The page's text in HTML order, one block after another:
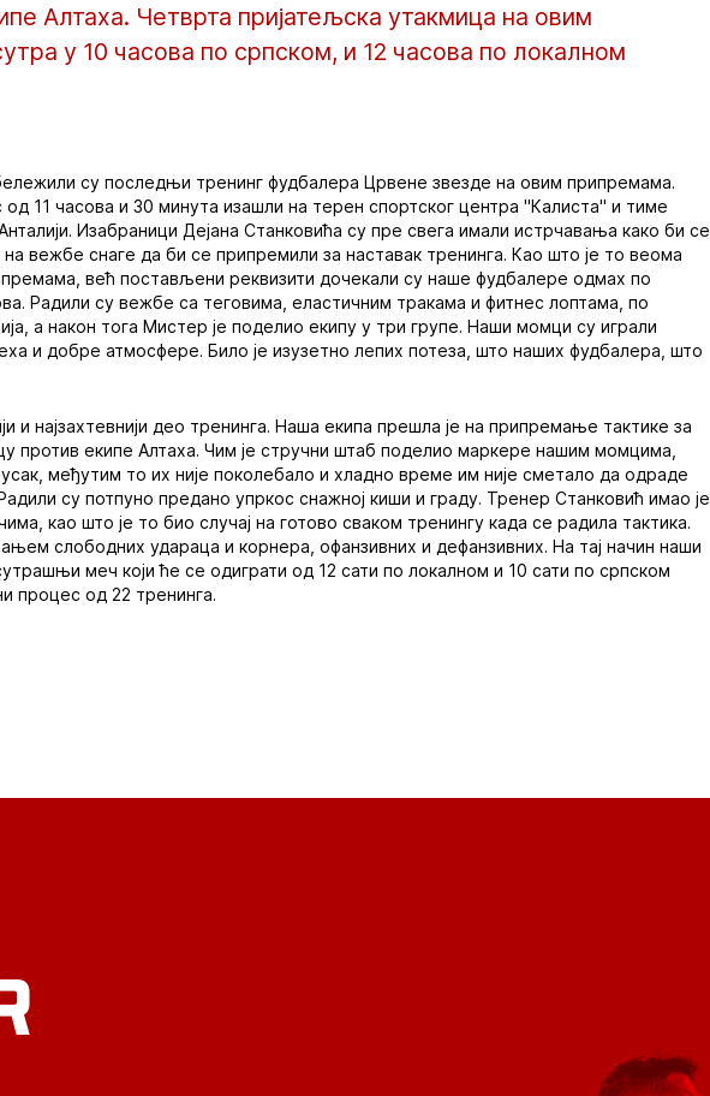
Алтаха. Четврта пријатељска утакмица на овим
у 10 часова по српском, и 12 часова по локалном
су последњи тренинг фудбалера Црвене звезде на овим припремама.
11 часова и 30 минута изашли на терен спортског центра "Калиста" и тиме
Изабраници Дејана Станковића су пре свега имали истрчавања како би се
вежбе снаге да би се припремили за наставак тренинга. Као што је то веома
већ постављени реквизити дочекали су наше фудбалере одмах по
Радили су вежбе са теговима, еластичним тракама и фитнес лоптама, по
а након тога Мистер је поделио екипу у три групе. Наши момци су играли
и добре атмосфере. Било је изузетно лепих потеза, што наших фудбалера, што
и најзахтевнији део тренинга. Наша екипа прешла је на припремање тактике за
против екипе Алтаха. Чим је стручни штаб поделио маркере нашим момцима,
међутим то их није поколебало и хладно време им није сметало да одраде
су потпуно предано упркос снажној киши и граду. Тренер Станковић имао је
као што је то био случај на готово сваком тренингу када се радила тактика.
слободних удараца и корнера, офанзивних и дефанзивних. На тај начин наши
меч који ће се одиграти од 12 сати по локалном и 10 сати по српском
процес од 22 тренинга.